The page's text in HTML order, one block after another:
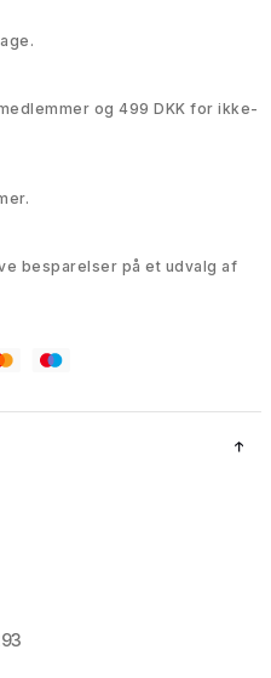
og 499 DKK for ikke-
besparelser på et udvalg af